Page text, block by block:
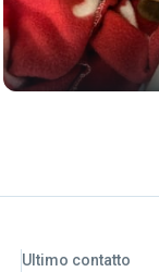
Ultimo contatto